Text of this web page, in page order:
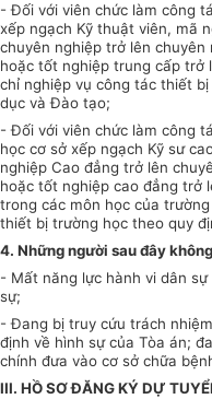
-Đối với viên chức làm công
xếp ngạch Kỹ thuật viên, mã
chuyên nghiệp trở lên
hoặc tốt nghiệp trung cấp trở
chỉ nghiệp vụ công tác thiết
dục và Đào tạo;
-Đối với viên chức làm công
học cơ sở xếp ngạch Kỹ sư
nghiệp Cao đẳng trở lên
hoặc tốt nghiệp cao đẳng trở
trong các môn học của
thiết bị trường học theo quy
4. Những người sau đây
- Mất năng lực hành vi dân
sự;
-Đang bị truy cứu trách
định về hình sự của Tòa án;
chính đưa vào cơ sở chữa
III. HỒ SƠ ĐĂNG KÝ DỰ